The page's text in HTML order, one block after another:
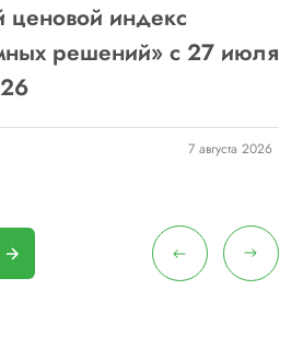
индекс
решений» с 27 июля
7 августа 2026